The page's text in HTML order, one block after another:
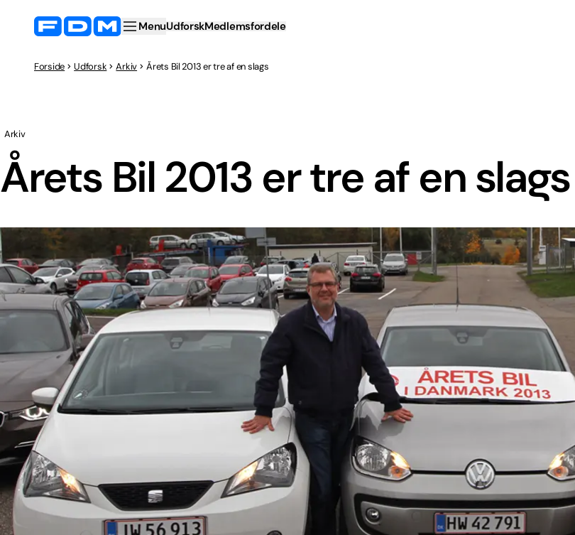
MenuUdforskMedlemsfordele
Forside Udforsk Arkiv Årets Bil 2013 er tre af en slags
Årets Bil 2013 er tre af en slags
Arkiv